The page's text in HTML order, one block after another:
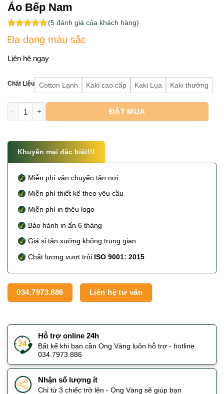
Áo Bếp Nam
5.00
trên 5
dựa trên
5
(5đánh giá của khách hàng)
Đa dạng màu sắc
Liên hệ ngay
Chất Liệu Cotton Lạnh Kaki cao cấp Kaki Lụa Kaki thường
ĐẶT MUA
Khuyến mại đặc biệt!!!
Miễn phí vận chuyển tận nơi
Miễn phí thiết kế theo yêu cầu
Miễn phí in thêu logo
Bảo hành in ấn 6 tháng
Giá sỉ tận xưởng không trung gian
Chất lượng vượt trội ISO 9001: 2015
034.7973.886 Liên hệ tư vấn
Hỗ trợ online 24h
Bất kể khi bạn cần Ong Vàng luôn hỗ trợ - hotline
034.7973.886
Nhận số lượng ít
Chỉ từ 3 chiếc trở lên - Ong Vàng sẽ giúp bạn